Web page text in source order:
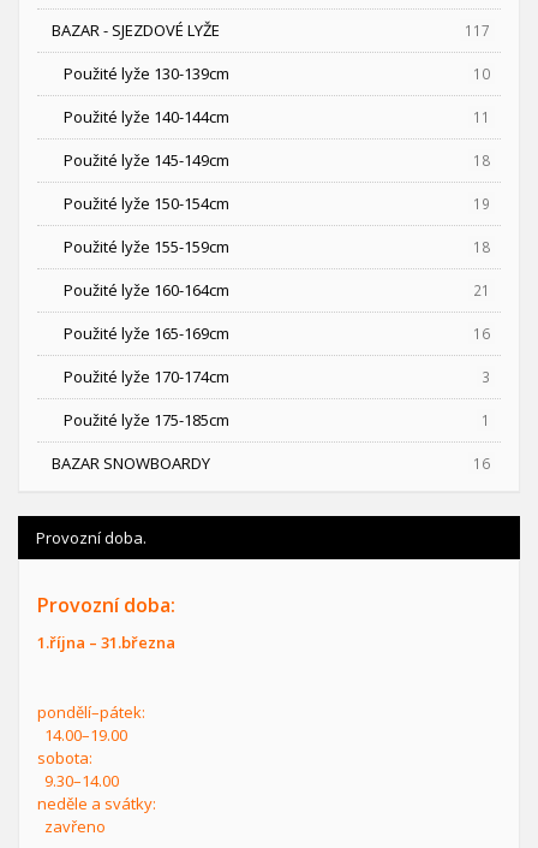
BAZAR - SJEZDOVÉ LYŽE 117
Použité lyže 130-139cm 10
Použité lyže 140-144cm 11
Použité lyže 145-149cm 18
Použité lyže 150-154cm 19
Použité lyže 155-159cm 18
Použité lyže 160-164cm 21
Použité lyže 165-169cm 16
Použité lyže 170-174cm 3
Použité lyže 175-185cm 1
BAZAR SNOWBOARDY 16
Provozní doba.
Provozní doba:
1.října – 31.března
pondělí–pátek:
14.00–19.00
sobota:
9.30–14.00
neděle a svátky:
zavřeno